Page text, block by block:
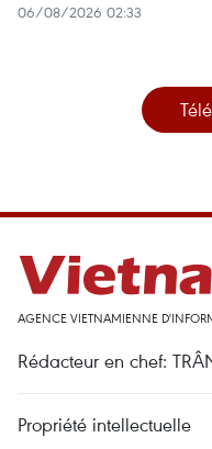
06/08/2026 02:33
AGENCE VIETNAMIENNE
Rédacteur en chef:
Propriété intellectuelle